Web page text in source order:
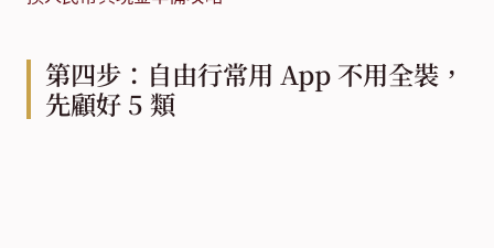
第四步：自由行常用 App 不用全裝，
先顧好 5 類